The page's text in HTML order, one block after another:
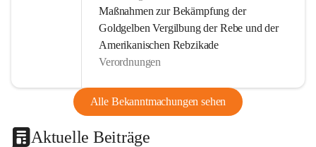
Maßnahmen zur Bekämpfung der
Goldgelben Vergilbung der Rebe und der
Amerikanischen Rebzikade
Verordnungen
Alle Bekanntmachungen sehen
Aktuelle Beiträge